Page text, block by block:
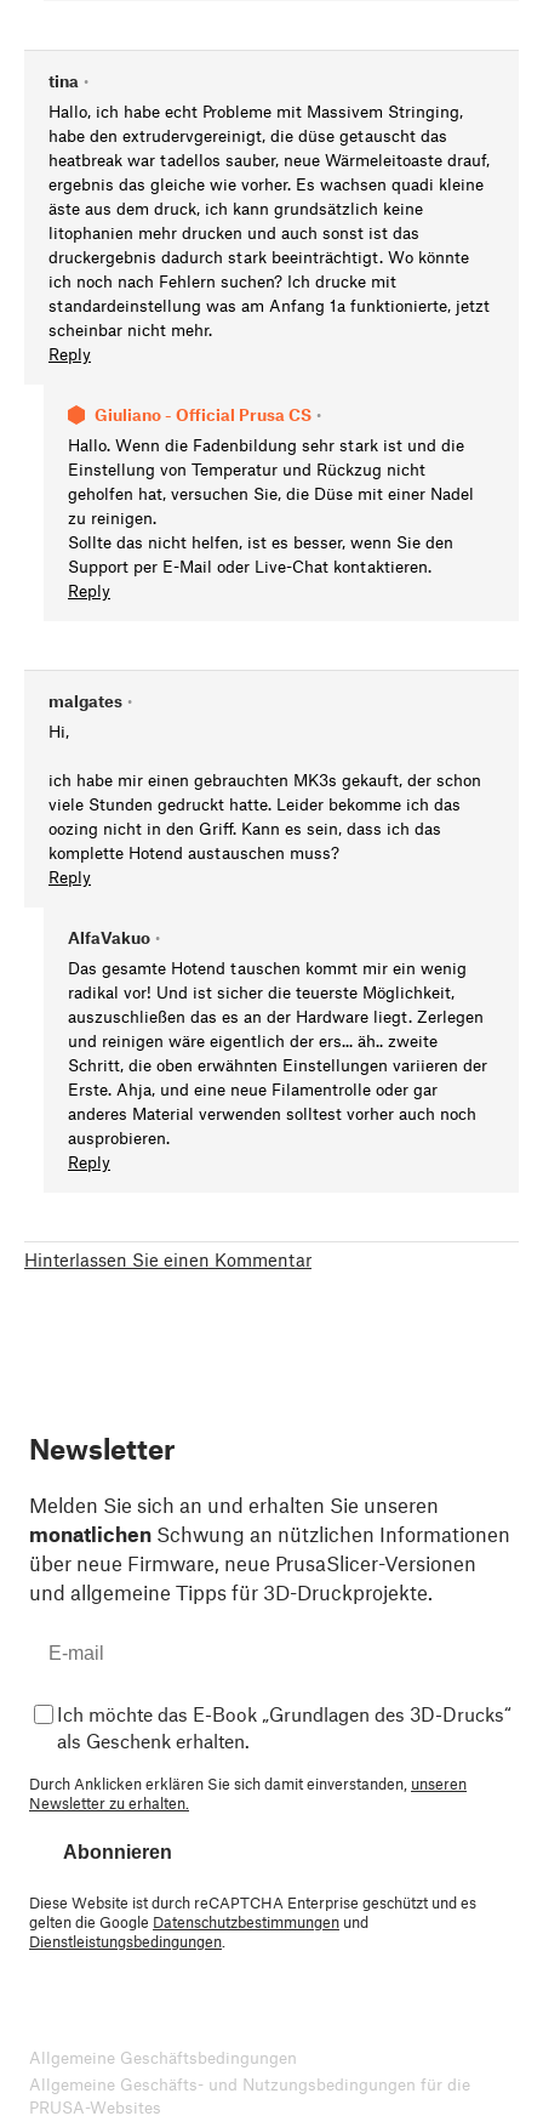
tina •
Hallo, ich habe echt Probleme mit Massivem Stringing,
habe den extrudervgereinigt, die düse getauscht das
heatbreak war tadellos sauber, neue Wärmeleitoaste drauf,
ergebnis das gleiche wie vorher. Es wachsen quadi kleine
äste aus dem druck, ich kann grundsätzlich keine
litophanien mehr drucken und auch sonst ist das
druckergebnis dadurch stark beeinträchtigt. Wo könnte
ich noch nach Fehlern suchen? Ich drucke mit
standardeinstellung was am Anfang 1a funktionierte, jetzt
scheinbar nicht mehr.
Reply
Giuliano - Official Prusa CS •
Hallo. Wenn die Fadenbildung sehr stark ist und die
Einstellung von Temperatur und Rückzug nicht
geholfen hat, versuchen Sie, die Düse mit einer Nadel
zu reinigen.
Sollte das nicht helfen, ist es besser, wenn Sie den
Support per E-Mail oder Live-Chat kontaktieren.
Reply
malgates •
Hi,
ich habe mir einen gebrauchten MK3s gekauft, der schon
viele Stunden gedruckt hatte. Leider bekomme ich das
oozing nicht in den Griff. Kann es sein, dass ich das
komplette Hotend austauschen muss?
Reply
AlfaVakuo •
Das gesamte Hotend tauschen kommt mir ein wenig
radikal vor! Und ist sicher die teuerste Möglichkeit,
auszuschließen das es an der Hardware liegt. Zerlegen
und reinigen wäre eigentlich der ers... äh.. zweite
Schritt, die oben erwähnten Einstellungen variieren der
Erste. Ahja, und eine neue Filamentrolle oder gar
anderes Material verwenden solltest vorher auch noch
ausprobieren.
Reply
Hinterlassen Sie einen Kommentar
Newsletter
Melden Sie sich an und erhalten Sie unseren
monatlichen Schwung an nützlichen Informationen
über neue Firmware, neue PrusaSlicer-Versionen
und allgemeine Tipps für 3D-Druckprojekte.
Ich möchte das E-Book „Grundlagen des 3D-Drucks“
als Geschenk erhalten.
Durch Anklicken erklären Sie sich damit einverstanden, unseren
Newsletter zu erhalten.
Abonnieren
Diese Website ist durch reCAPTCHA Enterprise geschützt und es
gelten die Google Datenschutzbestimmungen und
Dienstleistungsbedingungen
Allgemeine Geschäftsbedingungen
Allgemeine Geschäfts- und Nutzungsbedingungen für die
PRUSA-Websites